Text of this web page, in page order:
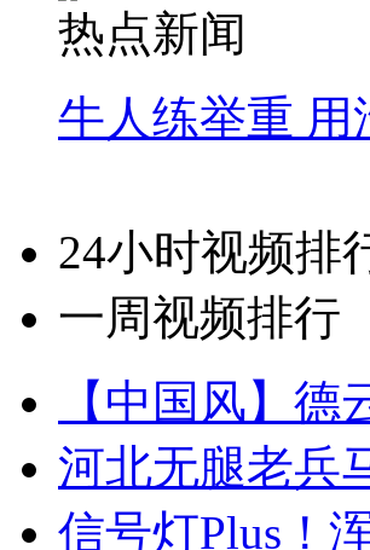
热点新闻
牛人练举重 用
24小时视频排
一周视频排行
【中国风】
河北无腿老兵
信号灯Plus！